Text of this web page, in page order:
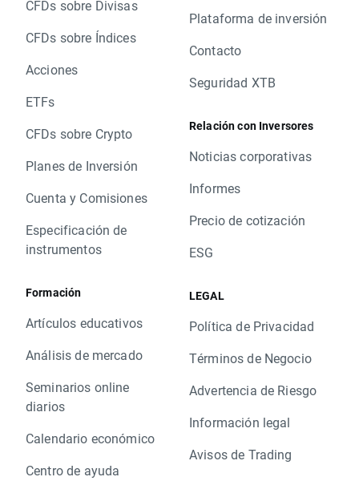
CFDs sobre Divisas
CFDs sobre Índices
Acciones
ETFs
CFDs sobre Crypto
Planes de Inversión
Cuenta y Comisiones
Especificación de
instrumentos
Formación
Artículos educativos
Análisis de mercado
Seminarios online
diarios
Calendario económico
Centro de ayuda
Plataforma de inversión
Contacto
Seguridad XTB
Relación con Inversores
Noticias corporativas
Informes
Precio de cotización
ESG
LEGAL
Política de Privacidad
Términos de Negocio
Advertencia de Riesgo
Información legal
Avisos de Trading